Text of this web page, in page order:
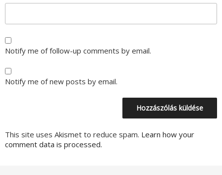
Notify me of follow-up comments by email.
Notify me of new posts by email.
This site uses Akismet to reduce spam. Learn how your
comment data is processed.